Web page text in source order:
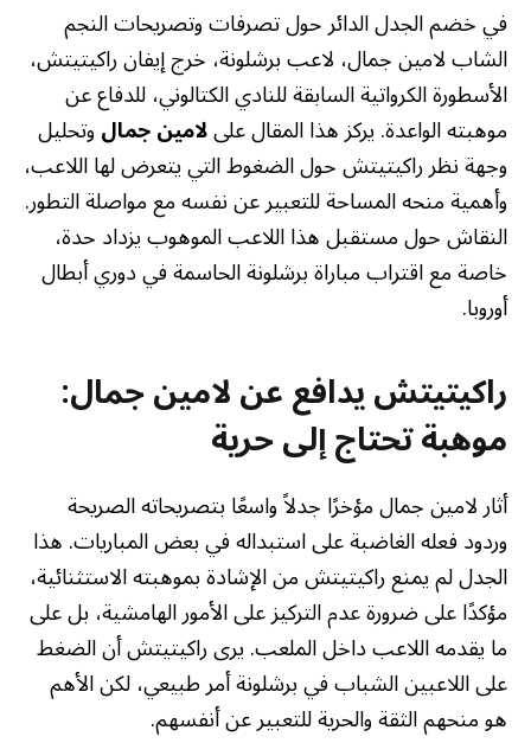
في خضم الجدل الدائر حول تصرفات وتصريحات النجم
الشاب لامين جمال، لاعب برشلونة، خرج إيفان راكيتيتش،
الأسطورة الكرواتية السابقة للنادي الكتالوني، للدفاع عن
موهبته الواعدة. يركز هذا المقال علىلامين جمالوتحليل
وجهة نظر راكيتيتش حول الضغوط التي يتعرض لها اللاعب،
وأهمية منحه المساحة للتعبير عن نفسه مع مواصلة التطور.
النقاش حول مستقبل هذا اللاعب الموهوب يزداد حدة،
خاصة مع اقتراب مباراة برشلونة الحاسمة في دوري أبطال
أوروبا.
راكيتيتش يدافع عن لامين جمال:
موهبة تحتاج إلى حرية
أثار لامين جمال مؤخرًا جدلاً واسعًا بتصريحاته الصريحة
وردود فعله الغاضبة على استبداله في بعض المباريات. هذا
الجدل لم يمنع راكيتيتش من الإشادة بموهبته الاستثنائية،
مؤكدًا على ضرورة عدم التركيز على الأمور الهامشية، بل على
ما يقدمه اللاعب داخل الملعب. يرى راكيتيتش أن الضغط
على اللاعبين الشباب في برشلونة أمر طبيعي، لكن الأهم
هو منحهم الثقة والحرية للتعبير عن أنفسهم.